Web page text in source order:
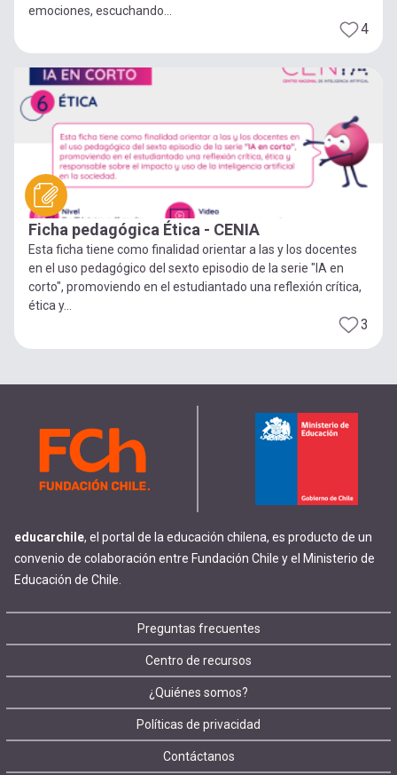
emociones, escuchando...
4
Ficha pedagógica Ética - CENIA
Esta ficha tiene como finalidad orientar a las y los docentes
en el uso pedagógico del sexto episodio de la serie "IA en
corto", promoviendo en el estudiantado una reflexión crítica,
ética y...
3
educarchile, el portal de la educación chilena, es producto de un
convenio de colaboración entre Fundación Chile y el Ministerio de
Educación de Chile.
Footer
menu
Preguntas frecuentes
Centro de recursos
¿Quiénes somos?
Políticas de privacidad
Contáctanos